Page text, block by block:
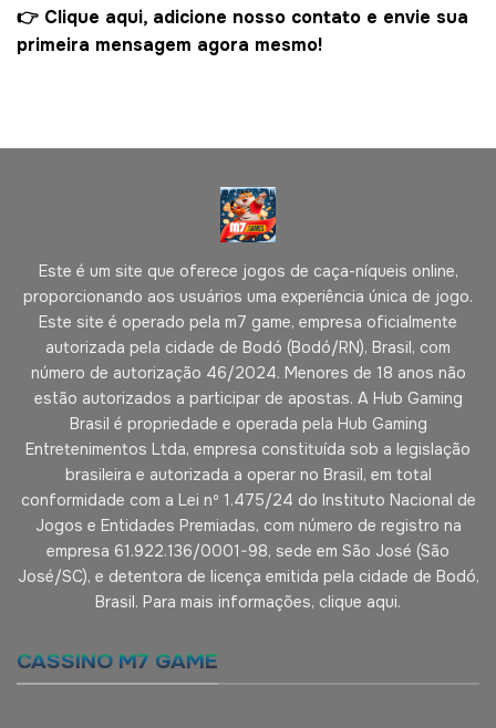
👉 Clique aqui, adicione nosso contato e envie sua
primeira mensagem agora mesmo!
Este é um site que oferece jogos de caça-níqueis online,
proporcionando aos usuários uma experiência única de jogo.
Este site é operado pela m7 game, empresa oficialmente
autorizada pela cidade de Bodó (Bodó/RN), Brasil, com
número de autorização 46/2024. Menores de 18 anos não
estão autorizados a participar de apostas. A Hub Gaming
Brasil é propriedade e operada pela Hub Gaming
Entretenimentos Ltda, empresa constituída sob a legislação
brasileira e autorizada a operar no Brasil, em total
conformidade com a Lei nº 1.475/24 do Instituto Nacional de
Jogos e Entidades Premiadas, com número de registro na
empresa 61.922.136/0001-98, sede em São José (São
José/SC), e detentora de licença emitida pela cidade de Bodó,
Brasil. Para mais informações, clique aqui.
CASSINO M7 GAME